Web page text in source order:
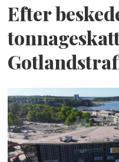
Efter